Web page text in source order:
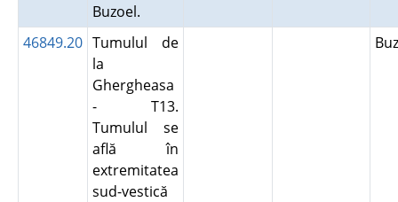
Buzoel.
46849.20 Tumulul de
la
Ghergheasa
- T13.
Tumulul se
află în
extremitatea
sud-vestică